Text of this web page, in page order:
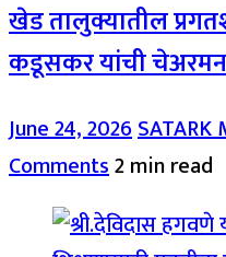
खेड तालुक्यातील
कडूसकर यांची
June 24, 2026SATARK
Comments2 min read